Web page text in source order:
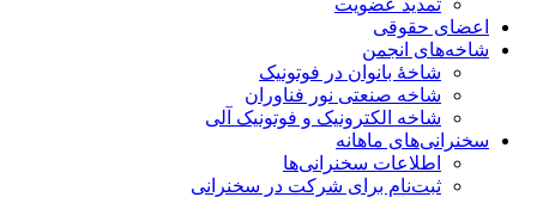
تمدید عضویت
اعضای حقوقی
شاخه‌های انجمن
شاخۀ بانوان در فوتونیک
شاخه صنعتی نور فناوران
شاخه‌ الکترونیک و فوتونیک آلی
سخنرانی‌های ماهانه
اطلاعات سخنرانی‌‌ها
ثبت‌نام برای شرکت در سخنرانی